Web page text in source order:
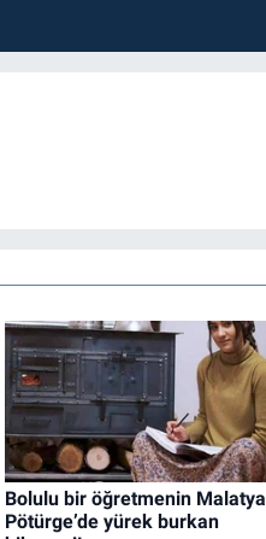
Bolulu bir öğretmenin Malatya
Pötürge’de yürek burkan